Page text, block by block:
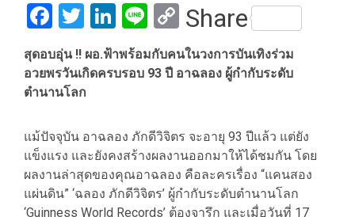
Facebook
Twitter
LinkedIn
LineCopy
Link
Share
สุดอบอุ่น !! ผอ.ฟ้าพร้อมกับคนในวงการบันเทิงร่วม
อวยพรวันเกิดครบรอบ 93 ปี อาฉลอง ผู้กำกับระดับ
ตำนานโลก
แม้ปัจจุบัน อาฉลอง ภักดีวิจิตร จะอายุ 93 ปีแล้ว แต่ยัง
แข็งแรง และยังคงสร้างผลงานออกมาให้ได้ชมกัน โดย
ผลงานล่าสุดของคุณอาฉลอง คือละครเรื่อง “แคนสอง
แผ่นดิน” ‘ฉลอง ภักดีวิจิตร’ ผู้กำกับระดับตำนานโลก
‘Guinness World Records’ ต้องจารึก และเมื่อวันที่ 17